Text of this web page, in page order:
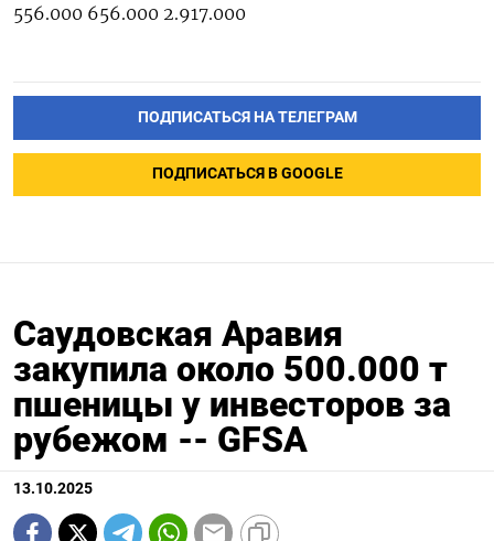
556.000 656.000 2.917.000
ПОДПИСАТЬСЯ НА ТЕЛЕГРАМ
ПОДПИСАТЬСЯ В GOOGLE
Саудовская Аравия
закупила около 500.000 т
пшеницы у инвесторов за
рубежом -- GFSA
13.10.2025